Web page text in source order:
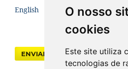
O nosso
cookies
Este site utiliza
tecnologias de
English
ENVIAR SUBMISSÃO